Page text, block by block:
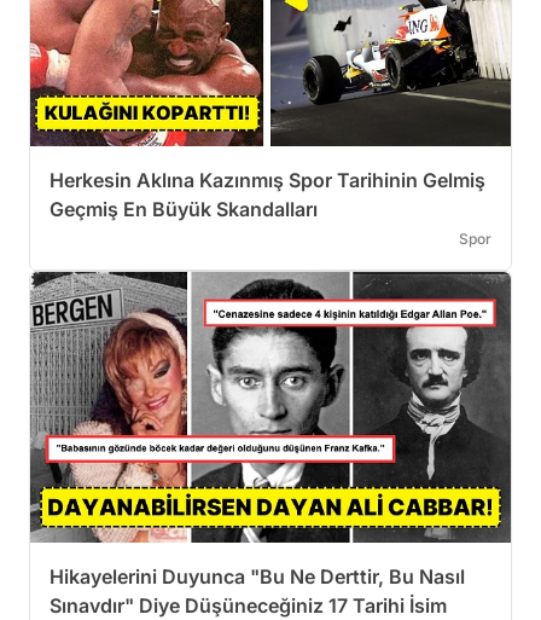
Herkesin Aklına Kazınmış Spor Tarihinin Gelmiş
Geçmiş En Büyük Skandalları
Spor
Hikayelerini Duyunca "Bu Ne Derttir, Bu Nasıl
Sınavdır" Diye Düşüneceğiniz 17 Tarihi İsim